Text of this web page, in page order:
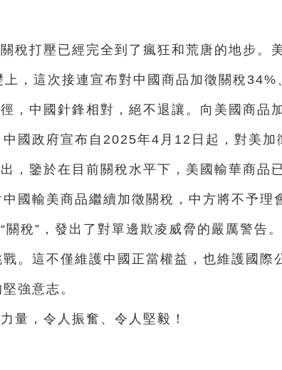
稅打壓已經完全到了瘋狂和荒唐的地步。
，這次接連宣布對中國商品加徵關稅34%
，中國針鋒相對，絕不退讓。向美國商品
國政府宣布自2025年4月12日起，對美加
，鑒於在目前關稅水平下，美國輸華商品
國輸美商品繼續加徵關稅，中方將不予理
稅”，發出了對單邊欺凌威脅的嚴厲警告
。這不僅維護中國正當權益，也維護國際
強意志。
量，令人振奮、令人堅毅！